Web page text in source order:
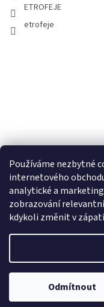
Používáme nezbytné
internetového
analytické a
zobrazování
kdykoli změnit v
Odmítnout
ETROFEJE
etrofeje
Copyright 2026